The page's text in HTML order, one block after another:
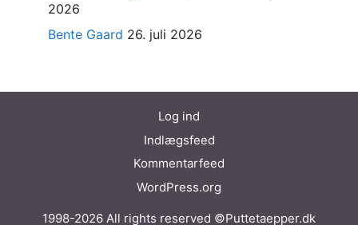
2026
Bente Gaard 26. juli 2026
Log ind
Indlægsfeed
Kommentarfeed
WordPress.org
1998-2026 All rights reserved ©Puttetaepper.dk